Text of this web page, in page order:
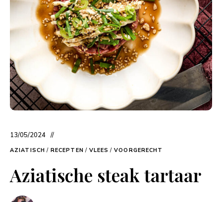
13/05/2024
AZIATISCH / RECEPTEN / VLEES / VOORGERECHT
Aziatische steak tartaar